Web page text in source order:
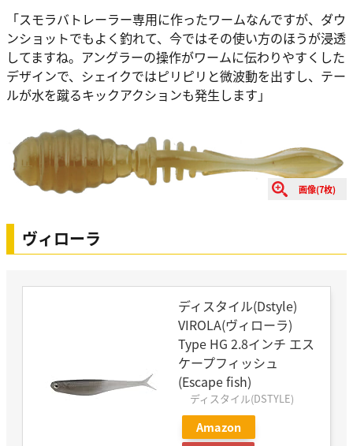
「スモラバトレーラー専用に作ったワームなんですが、ダウ
ンショットでもよく釣れて、今ではその使い方のほうが浸透
してますね。アングラーの操作がワームに伝わりやすくした
デザインで、シェイクではピリピリと微波動を出すし、テー
ルが水を蹴るキックアクションも発生します」
画像(7枚)
ヴィローラ
ディスタイル(Dstyle)
VIROLA(ヴィローラ)
Type HG 2.8インチ エス
ケープフィッシュ
(Escape fish)
ディスタイル(DSTYLE)
Amazon